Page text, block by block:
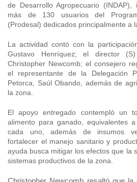
Trabaje en INDAP
Ver todos los Programas
Concursos de Fomento
Contacto de Prensa
Videos
Podcast
Fotografía
Biblioteca
de Desarrollo Agropecuario
más de 130 usuarios del
(Prodesal) dedicados principalmente a
La actividad contó con la
Gustavo Henríquez; el director
Christopher Newcomb; el consejero
el representante de la Delegación
Petorca, Saúl Obando, además de
la zona.
El apoyo entregado contempló un
alimento para ganado, equivalentes
cada uno, además de insumos
fortalecer el manejo sanitario y
ayuda busca mitigar los efectos que la
sistemas productivos de la zona.